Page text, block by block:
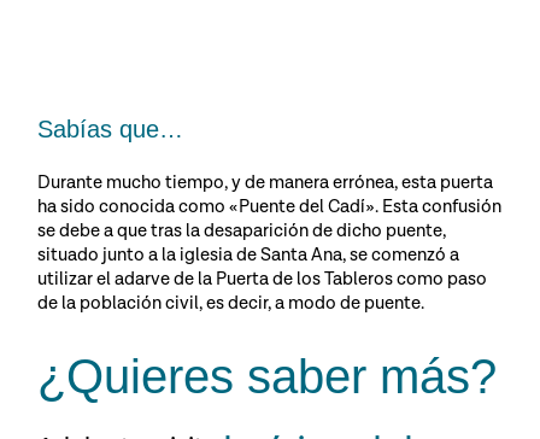
Sabías que…
Durante mucho tiempo, y de manera errónea, esta puerta
ha sido conocida como «Puente del Cadí». Esta confusión
se debe a que tras la desaparición de dicho puente,
situado junto a la iglesia de Santa Ana, se comenzó a
utilizar el adarve de la Puerta de los Tableros como paso
de la población civil, es decir, a modo de puente.
¿Quieres saber más?